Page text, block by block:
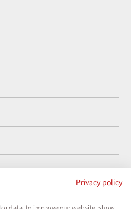
Privacy policy